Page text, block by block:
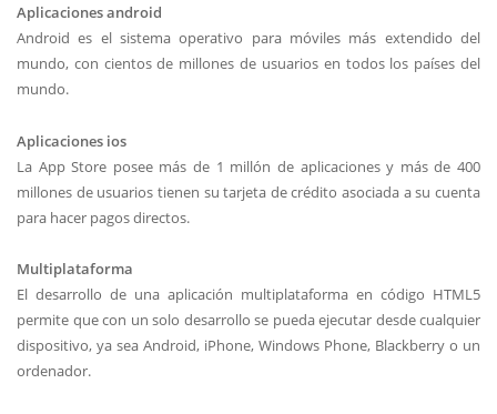
Aplicaciones android
Android es el sistema operativo para móviles más extendido del
mundo, con cientos de millones de usuarios en todos los países del
mundo.
Aplicaciones ios
La App Store posee más de 1 millón de aplicaciones y más de 400
millones de usuarios tienen su tarjeta de crédito asociada a su cuenta
para hacer pagos directos.
Multiplataforma
El desarrollo de una aplicación multiplataforma en código HTML5
permite que con un solo desarrollo se pueda ejecutar desde cualquier
dispositivo, ya sea Android, iPhone, Windows Phone, Blackberry o un
ordenador.